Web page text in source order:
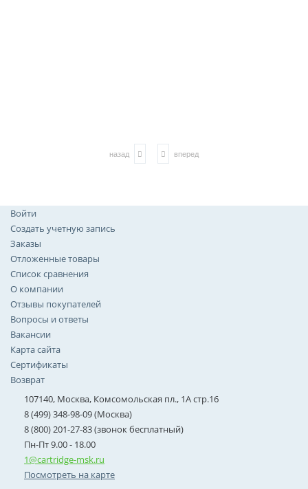
назад вперед
Войти
Создать учетную запись
Заказы
Отложенные товары
Список сравнения
О компании
Отзывы покупателей
Вопросы и ответы
Вакансии
Карта сайта
Сертификаты
Возврат
107140, Москва, Комсомольская пл., 1А стр.16
8 (499) 348-98-09 (Москва)
8 (800) 201-27-83 (звонок бесплатный)
Пн-Пт 9.00 - 18.00
1@cartridge-msk.ru
Посмотреть на карте